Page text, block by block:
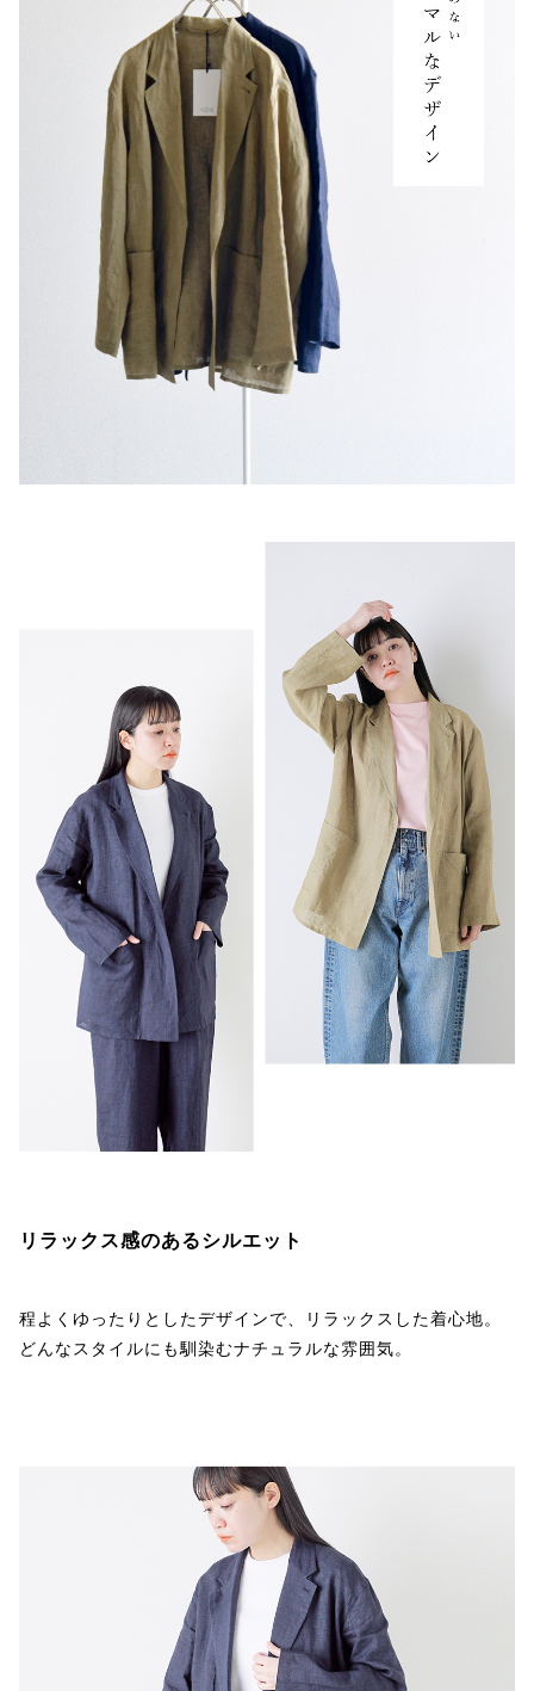
リラックス感のあるシルエット
程よくゆったりとしたデザインで、リラックスした着心地。
どんなスタイルにも馴染むナチュラルな雰囲気。